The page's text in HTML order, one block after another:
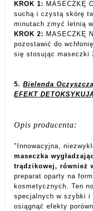
KROK 1: MASECZKĘ
suchą i czystą skórę
minutach zmyć letnią
KROK 2: MASECZKĘ
pozostawić do
się stosując maseczki
5.Bielenda
EFEKT
Opis producenta:
"Innowacyjna,
maseczka
trądzikowej, również
preparat oparty na
kosmetycznych. Ten
specjalnych w szybki i
osiągnąć efekty